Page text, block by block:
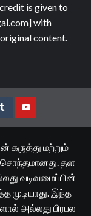
is given to
with
content.
TumblrYouTube
மற்றும்
சொந்தமானது. தள
வடிவமைப்பின்
முடியாது. இந்த
அல்லது பிரபல